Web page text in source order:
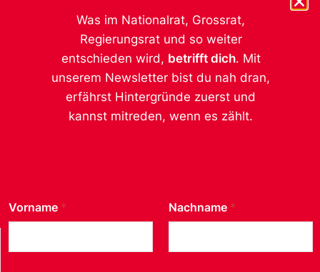
Datenschutz ist uns wichtig.*
Ich möchte von der SP Kanton Thurgau auf dem
Laufenden gehalten werden. Die Daten werden
nicht an Dritte weitergegeben, mehr dazu
https://sp-tg.ch/impressum/.
Social Media
Was im Nationalrat, Grossrat,
Regierungsrat und so weiter
entschieden wird, betrifft dich. Mit
unserem Newsletter bist du nah dran,
erfährst Hintergründe zuerst und
kannst mitreden, wenn es zählt.
Vorname * Nachname *